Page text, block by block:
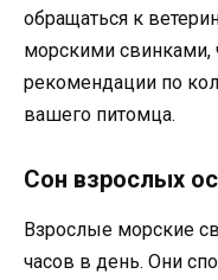
обращаться к
морскими свинками,
рекомендации по
вашего питомца.
Сон взрослых
Взрослые морские
часов в день. Они